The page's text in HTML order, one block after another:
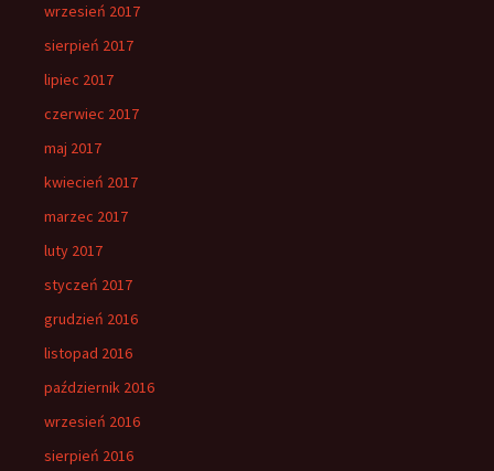
wrzesień 2017
sierpień 2017
lipiec 2017
czerwiec 2017
maj 2017
kwiecień 2017
marzec 2017
luty 2017
styczeń 2017
grudzień 2016
listopad 2016
październik 2016
wrzesień 2016
sierpień 2016